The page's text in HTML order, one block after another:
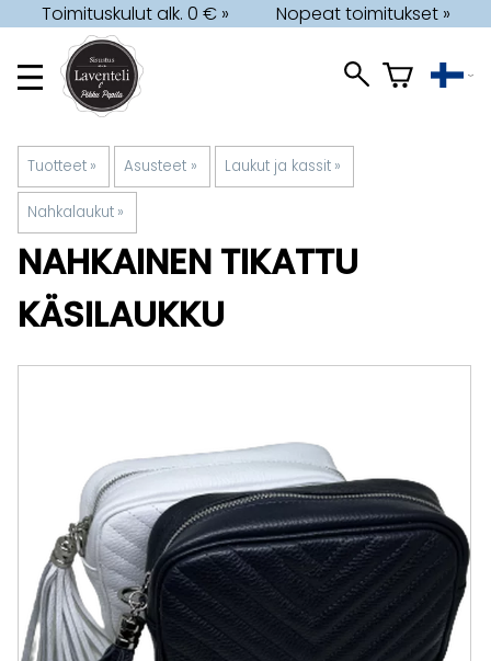
Toimituskulut alk. 0 € » Nopeat toimitukset »
Tuotteet ‪» Asusteet ‪» Laukut ja kassit ‪»
Nahkalaukut ‪»
NAHKAINEN TIKATTU
KÄSILAUKKU